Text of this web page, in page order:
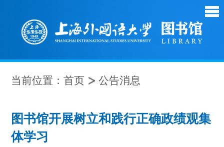
当前位置：首页 公告消息
图书馆开展树立和践行正确政绩观集
体学习